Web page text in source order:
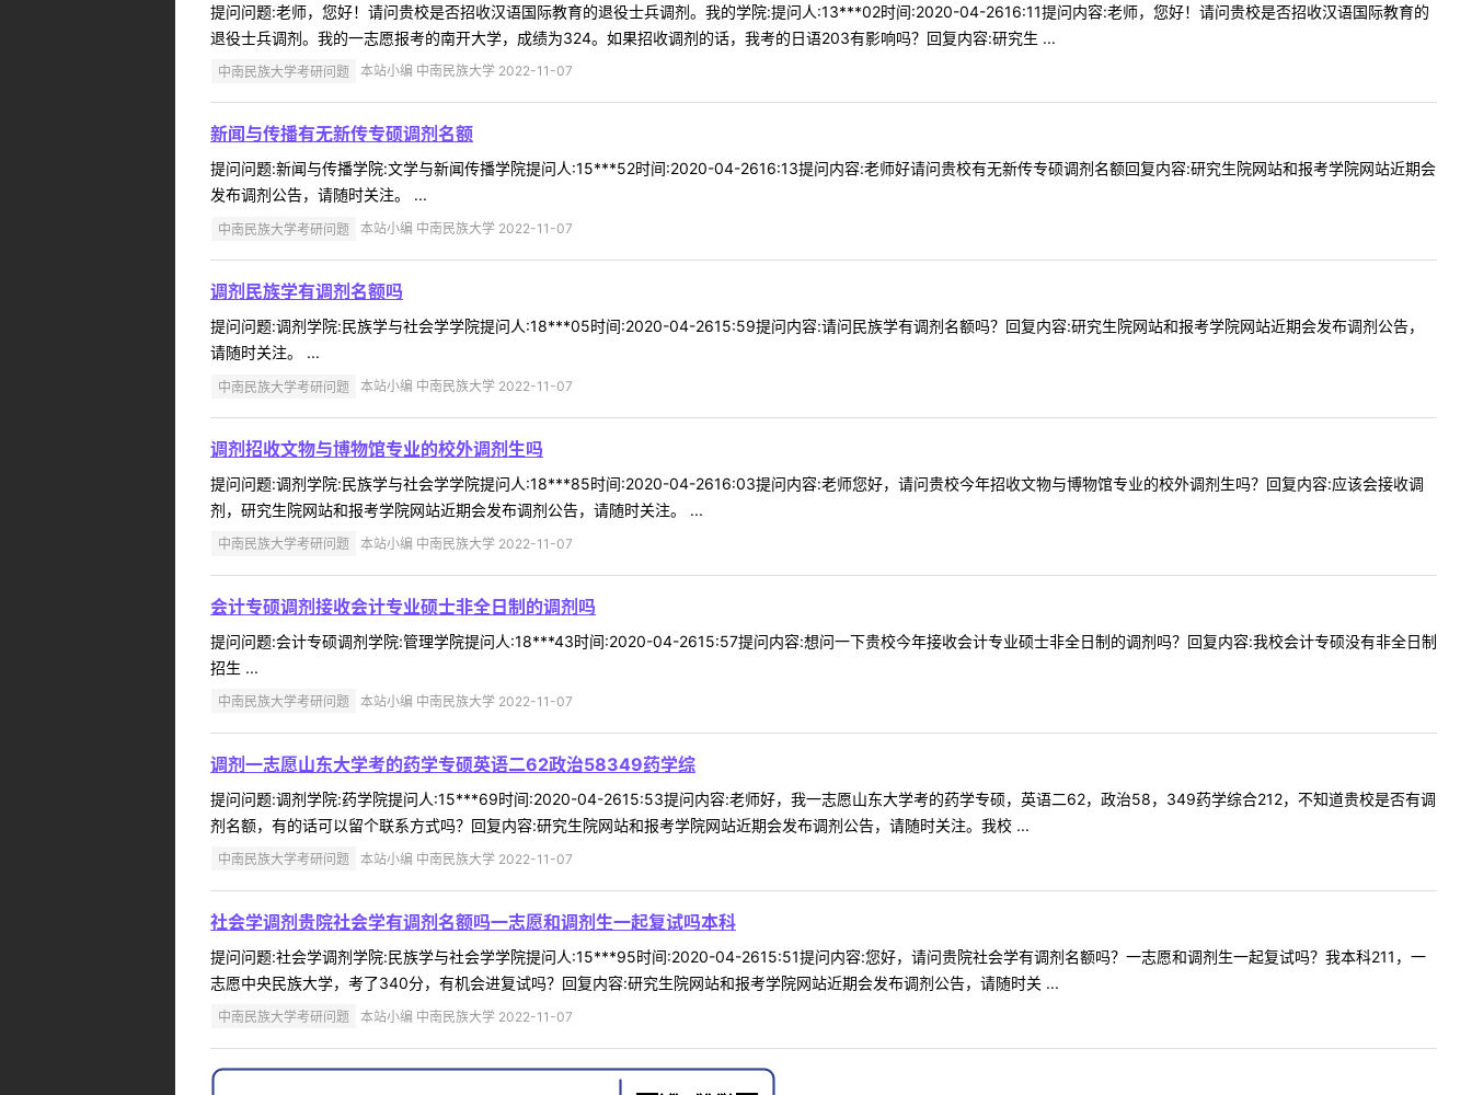
提问问题:老师，您好！请问贵校是否招收汉语国际教育的退役士兵调剂。我的学院:提问人:13***02时间:2020-04-2616:11提问内容:老师，您好！请问贵校是否招收汉语国际教育的
退役士兵调剂。我的一志愿报考的南开大学，成绩为324。如果招收调剂的话，我考的日语203有影响吗？回复内容:研究生 ...
中南民族大学考研问题 本站小编 中南民族大学 2022-11-07
新闻与传播有无新传专硕调剂名额
提问问题:新闻与传播学院:文学与新闻传播学院提问人:15***52时间:2020-04-2616:13提问内容:老师好请问贵校有无新传专硕调剂名额回复内容:研究生院网站和报考学院网站近期会
发布调剂公告，请随时关注。 ...
中南民族大学考研问题 本站小编 中南民族大学 2022-11-07
调剂民族学有调剂名额吗
提问问题:调剂学院:民族学与社会学学院提问人:18***05时间:2020-04-2615:59提问内容:请问民族学有调剂名额吗？回复内容:研究生院网站和报考学院网站近期会发布调剂公告，
请随时关注。 ...
中南民族大学考研问题 本站小编 中南民族大学 2022-11-07
调剂招收文物与博物馆专业的校外调剂生吗
提问问题:调剂学院:民族学与社会学学院提问人:18***85时间:2020-04-2616:03提问内容:老师您好，请问贵校今年招收文物与博物馆专业的校外调剂生吗？回复内容:应该会接收调
剂，研究生院网站和报考学院网站近期会发布调剂公告，请随时关注。 ...
中南民族大学考研问题 本站小编 中南民族大学 2022-11-07
会计专硕调剂接收会计专业硕士非全日制的调剂吗
提问问题:会计专硕调剂学院:管理学院提问人:18***43时间:2020-04-2615:57提问内容:想问一下贵校今年接收会计专业硕士非全日制的调剂吗？回复内容:我校会计专硕没有非全日制
招生 ...
中南民族大学考研问题 本站小编 中南民族大学 2022-11-07
调剂一志愿山东大学考的药学专硕英语二62政治58349药学综
提问问题:调剂学院:药学院提问人:15***69时间:2020-04-2615:53提问内容:老师好，我一志愿山东大学考的药学专硕，英语二62，政治58，349药学综合212，不知道贵校是否有调
剂名额，有的话可以留个联系方式吗？回复内容:研究生院网站和报考学院网站近期会发布调剂公告，请随时关注。我校 ...
中南民族大学考研问题 本站小编 中南民族大学 2022-11-07
社会学调剂贵院社会学有调剂名额吗一志愿和调剂生一起复试吗本科
提问问题:社会学调剂学院:民族学与社会学学院提问人:15***95时间:2020-04-2615:51提问内容:您好，请问贵院社会学有调剂名额吗？一志愿和调剂生一起复试吗？我本科211，一
志愿中央民族大学，考了340分，有机会进复试吗？回复内容:研究生院网站和报考学院网站近期会发布调剂公告，请随时关 ...
中南民族大学考研问题 本站小编 中南民族大学 2022-11-07